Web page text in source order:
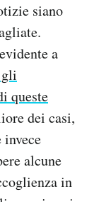
siano
a
queste
dei casi,
invece
alcune
in